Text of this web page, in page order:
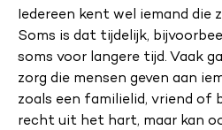
Iedereen kent wel iemand die
Soms is dat tijdelijk,
soms voor langere tijd. Vaak
zorg die mensen geven aan
zoals een familielid, vriend of
recht uit het hart, maar kan